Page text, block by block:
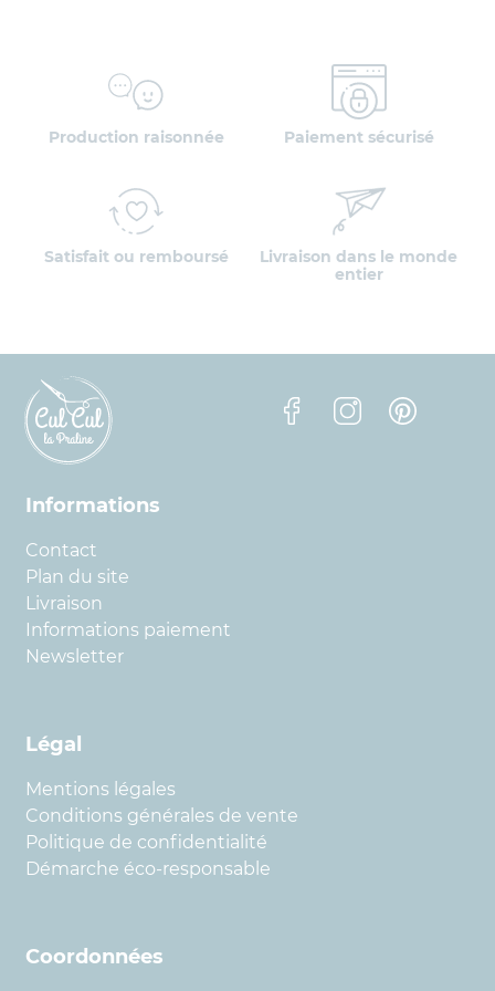
Production raisonnée Paiement sécurisé
Satisfait ou remboursé
Livraison dans le monde
entier
Informations
Contact
Plan du site
Livraison
Informations paiement
Newsletter
Légal
Mentions légales
Conditions générales de vente
Politique de confidentialité
Démarche éco-responsable
Coordonnées
FacebookInstagramPinterest